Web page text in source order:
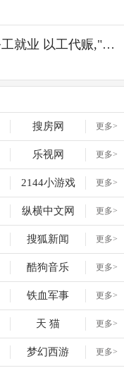
前三季度吸纳245万低收入群众务工就业 以工代赈,"赈"出实效
搜房网 更多>
乐视网 更多>
2144小游戏 更多>
纵横中文网 更多>
搜狐新闻 更多>
酷狗音乐 更多>
铁血军事 更多>
天 猫 更多>
梦幻西游 更多>